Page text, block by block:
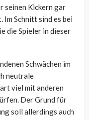
seinen Kickern gar
Im Schnitt sind es bei
die Spieler in dieser
Schwächen im
neutrale
viel mit anderen
Der Grund für
soll allerdings auch